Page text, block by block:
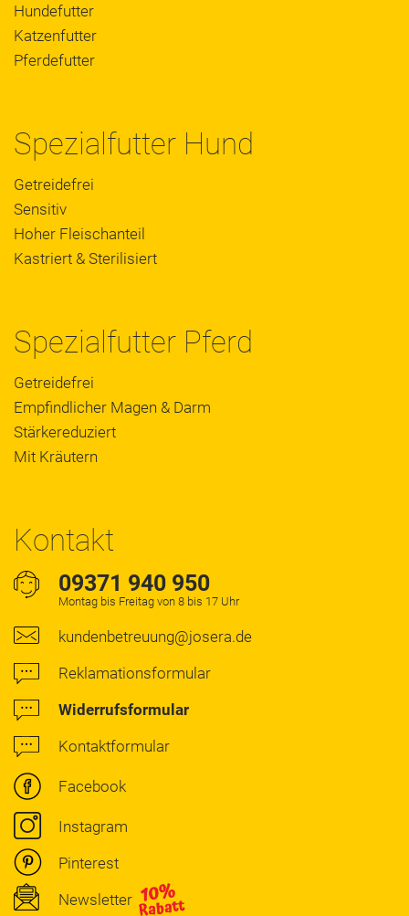
Hundefutter
Katzenfutter
Pferdefutter
Spezialfutter Hund
Getreidefrei
Sensitiv
Hoher Fleischanteil
Kastriert & Sterilisiert
Spezialfutter Pferd
Getreidefrei
Empfindlicher Magen & Darm
Stärkereduziert
Mit Kräutern
Kontakt
09371 940 950
Montag bis Freitag von 8 bis 17 Uhr
kundenbetreuung@josera.de
Reklamationsformular
Widerrufsformular
Kontaktformular
Facebook
Instagram
Pinterest
Newsletter